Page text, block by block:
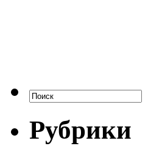
Рубрики